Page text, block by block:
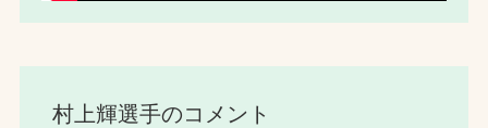
村上輝選手のコメント